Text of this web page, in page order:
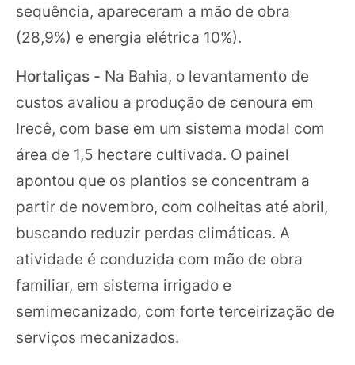
sequência, apareceram a mão de obra
(28,9%) e energia elétrica 10%).
Hortaliças - Na Bahia, o levantamento de
custos avaliou a produção de cenoura em
Irecê, com base em um sistema modal com
área de 1,5 hectare cultivada. O painel
apontou que os plantios se concentram a
partir de novembro, com colheitas até abril,
buscando reduzir perdas climáticas. A
atividade é conduzida com mão de obra
familiar, em sistema irrigado e
semimecanizado, com forte terceirização de
serviços mecanizados.